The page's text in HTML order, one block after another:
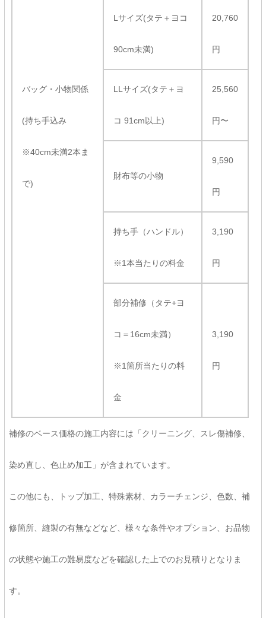
バッグ・小物関係
(持ち手込み
※40cm未満2本ま
で)
Lサイズ(タテ＋ヨコ
90cm未満)
20,760
円
LLサイズ(タテ＋ヨ
コ 91cm以上)
25,560
円〜
財布等の小物
9,590
円
持ち手（ハンドル）
※1本当たりの料金
3,190
円
部分補修（タテ+ヨ
コ＝16cm未満）
※1箇所当たりの料
金
3,190
円
補修のベース価格の施工内容には「クリーニング、スレ傷補修、
染め直し、色止め加工」が含まれています。
この他にも、トップ加工、特殊素材、カラーチェンジ、色数、補
修箇所、縫製の有無などなど、様々な条件やオプション、お品物
の状態や施工の難易度などを確認した上でのお見積りとなりま
す。